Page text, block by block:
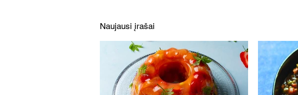
Naujausi įrašai